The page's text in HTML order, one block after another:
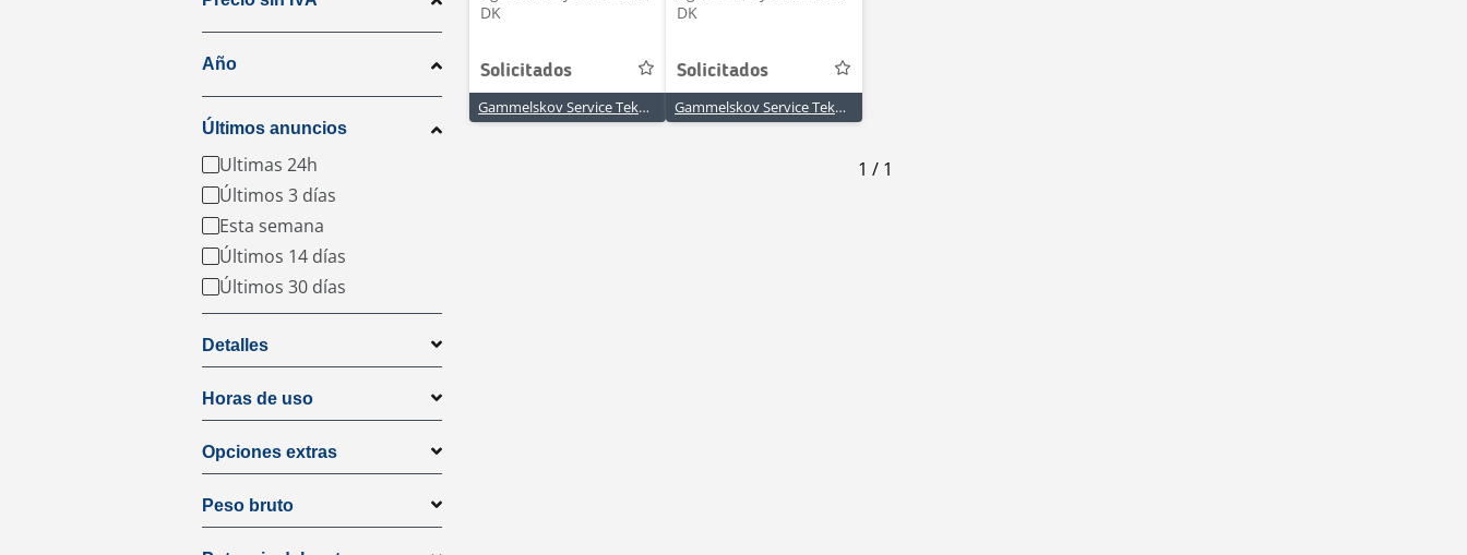
Año
Últimos anuncios
Ultimas 24h
Últimos 3 días
Esta semana
Últimos 14 días
Últimos 30 días
Detalles
Horas de uso
Opciones extras
Peso bruto
DK
Solicitados
Gammelskov Service Teknik ApS
DK
Solicitados
Gammelskov Service Teknik ApS
1 / 1